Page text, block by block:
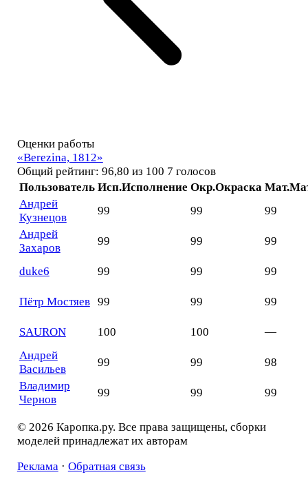
Оценки работы
«Berezina, 1812»
Общий рейтинг: 96,80 из 100 7 голосов
Пользователь Исп.Исполнение Окр.Окраска Мат.
Андрей
Кузнецов
99 99
99
Андрей
Захаров
99 99 99
duke6 99 99 99
Пётр Мостяев 99 99 99
SAURON 100 100
—
Андрей
Васильев
99 99
98
Владимир
Чернов
99 99 99
© 2026 Каропка.ру. Все права защищены, сборки
моделей принадлежат их авторам
Реклама· Обратная связь